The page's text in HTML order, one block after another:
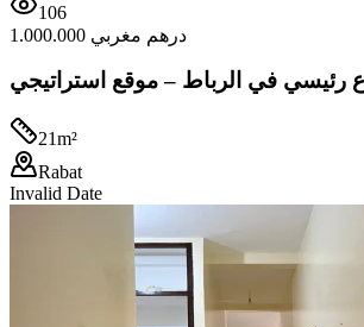
106
1.000.000 درهم مغربي
رئيسي في الرباط – موقع استراتيجي
21m²
Rabat
Invalid Date